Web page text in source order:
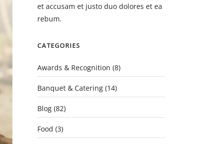
et accusam et justo duo dolores et ea
rebum.
CATEGORIES
Awards & Recognition (8)
Banquet & Catering (14)
Blog (82)
Food (3)